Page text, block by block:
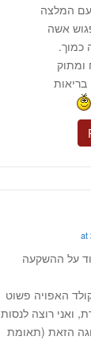
עם המלצה
אשה
כמוך.
בריאות
על ההשקעה
האפויה פשוט
ואני רוצה לנסות
הזאת (תאומת